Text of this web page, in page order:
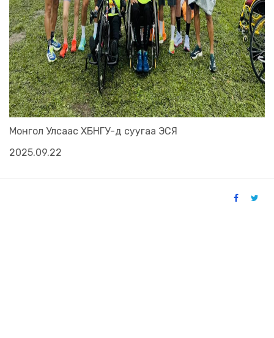
Монгол Улсаас ХБНГУ-д суугаа ЭСЯ
2025.09.22